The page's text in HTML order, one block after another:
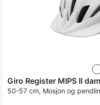
Giro Register MIPS II
50-57 cm, Mosjon og